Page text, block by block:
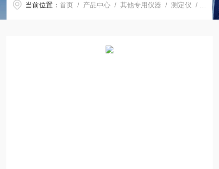
当前位置：首页 / 产品中心 /其他专用仪器 /测定仪 / H09239粉尘采样仪